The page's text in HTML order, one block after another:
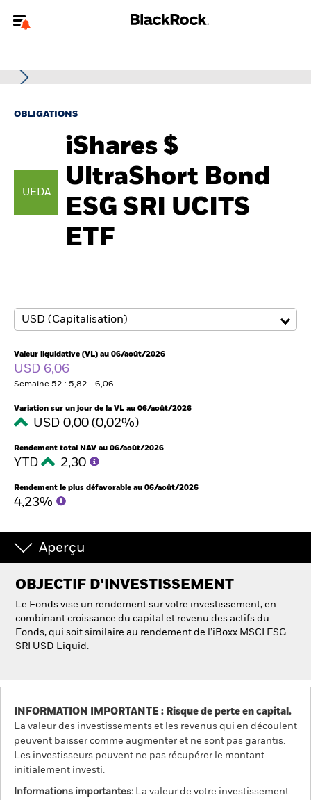
professionnels.
Nous connaître
ETF iShares
Education
Intermédiaires financiers
France
iShares
Aladdin
OBLIGATIONS
UEDA
iShares $
UltraShort Bond
ESG SRI UCITS
ETF
Valeur liquidative (VL) au 06/août/2026
USD 6,06
Semaine 52 : 5,82 - 6,06
Variation sur un jour de la VL au 06/août/2026
USD 0,00 (0,02%)
Rendement total NAV au 06/août/2026
YTD 2,30
Rendement le plus défavorable au 06/août/2026
4,23%
Aperçu
OBJECTIF D'INVESTISSEMENT
Le Fonds vise un rendement sur votre investissement, en
combinant croissance du capital et revenu des actifs du
Fonds, qui soit similaire au rendement de l’iBoxx MSCI ESG
SRI USD Liquid.
INFORMATION IMPORTANTE : Risque de perte en capital.
La valeur des investissements et les revenus qui en découlent
peuvent baisser comme augmenter et ne sont pas garantis.
Les investisseurs peuvent ne pas récupérer le montant
initialement investi.
Informations importantes: La valeur de votre investissement